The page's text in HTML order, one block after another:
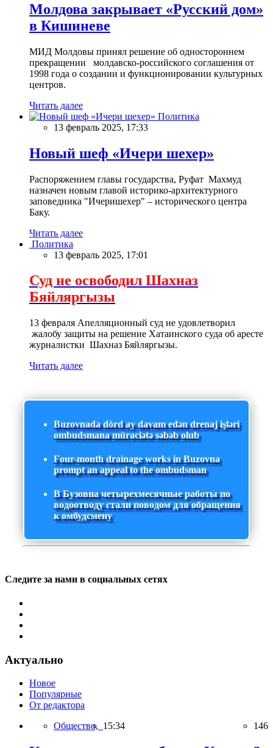
Молдова закрывает «Русский дом»
в Кишиневе
МИД Молдовы принял решение об одностороннем
прекращении молдавско-российского соглашения от
1998 года о создании и функционировании культурных
центров.
Читать далее
Политика
13 февраль 2025, 17:33
Новый шеф «Ичери шехер»
Распоряжением главы государства, Руфат Махмуд
назначен новым главой историко-архитектурного
заповедника "Ичеришехер" – исторического центра
Баку.
Читать далее
Политика
13 февраль 2025, 17:01
Суд не освободил Шахназ
Бяйляргызы
13 февраля Апелляционный суд не удовлетворил
жалобу защиты на решение Хатаинского суда об аресте
журналистки Шахназ Бяйляргызы.
Читать далее
Buzovnada dörd ay davam edən drenaj işləri
ombudsmana müraciətə səbəb olub
Four-month drainage works in Buzovna
prompt an appeal to the ombudsman
В Бузовна четырехмесячные работы по
водоотводу стали поводом для обращения
к омбудсмену
Следите за нами в социальных сетях
Актуально
Новое
Популярные
От редактора
Общество, 15:34 146